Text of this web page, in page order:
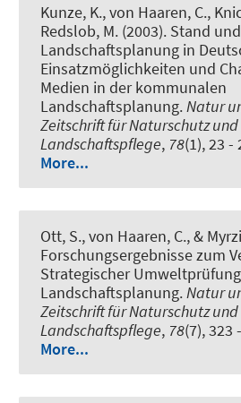
Kunze, K., von Haaren, C.,
Redslob, M. (2003). Stand
Landschaftsplanung in
Einsatzmöglichkeiten und
Medien in der kommunalen
Landschaftsplanung.Natur
Zeitschrift für Naturschutz und
Landschaftspflege, 78(1), 23 -
More...
Ott, S., von Haaren, C., &
Forschungsergebnisse zum
Strategischer
Landschaftsplanung.Natur
Zeitschrift für Naturschutz und
Landschaftspflege, 78(7), 323
More...